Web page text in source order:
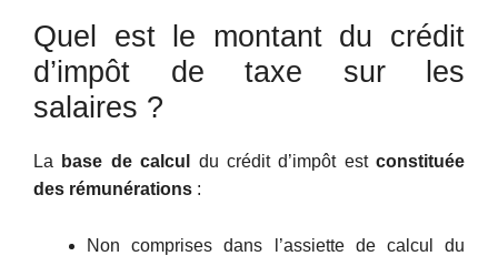
Quel est le montant du crédit
d’impôt de taxe sur les
salaires ?
La base de calcul du crédit d’impôt est constituée
des rémunérations :
Non comprises dans l’assiette de calcul du